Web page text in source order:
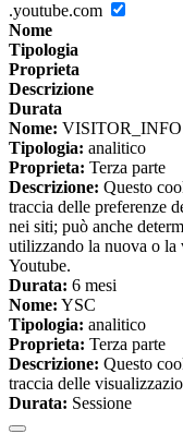
.youtube.com
Nome
Tipologia
Proprieta
Descrizione
Durata
Nome:
Tipologia: analitico
Proprieta: Terza parte
Descrizione: Questo
traccia delle preferenze
nei siti; può anche
utilizzando la nuova o la
Youtube.
Durata: 6 mesi
Nome: YSC
Tipologia: analitico
Proprieta: Terza parte
Descrizione: Questo
traccia delle
Durata: Sessione